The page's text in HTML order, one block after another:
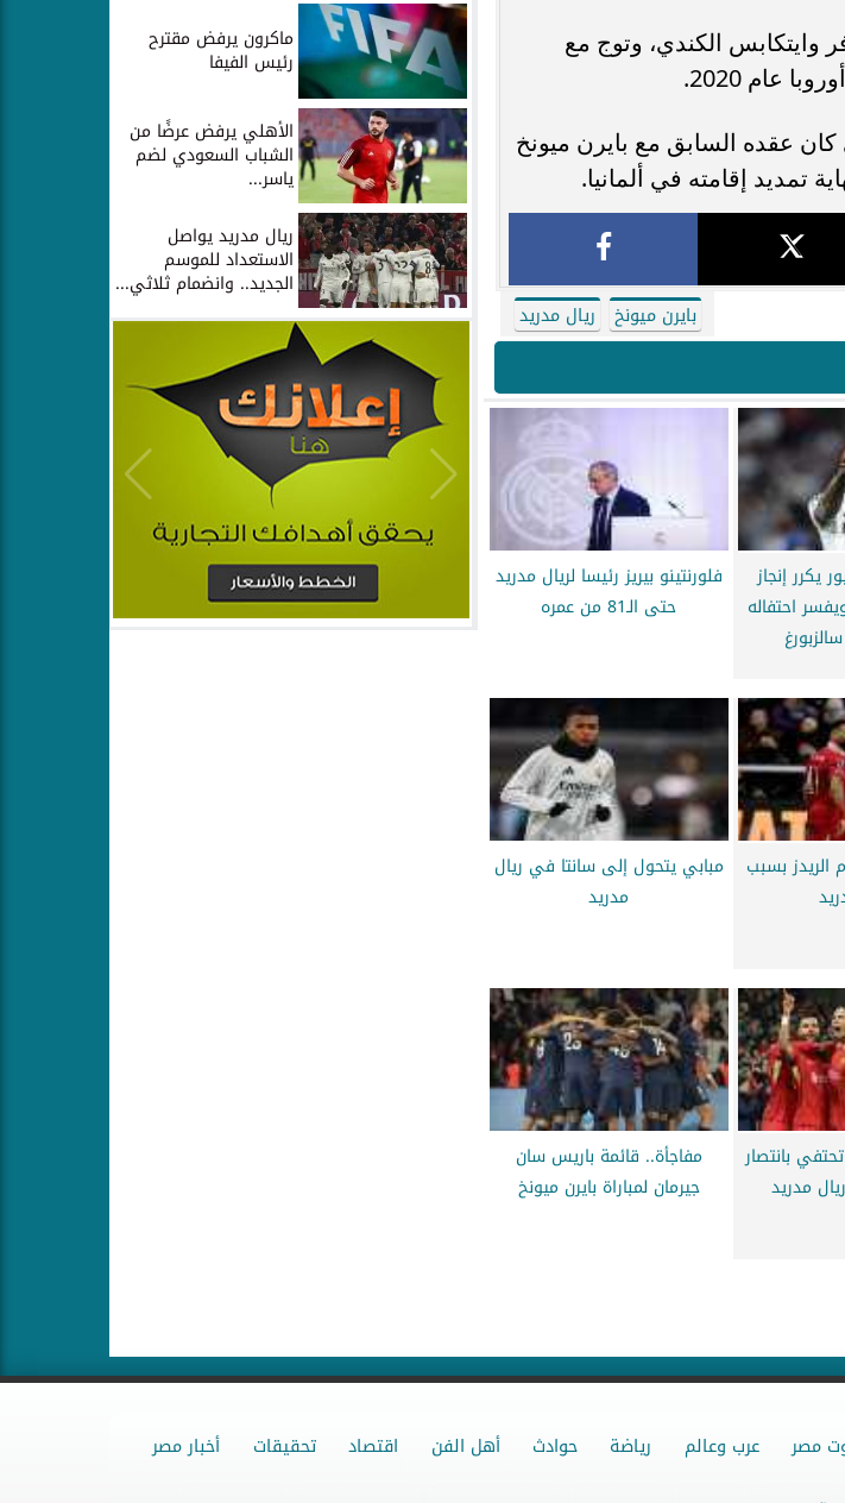
يناير 2019 قادما من فانكوفر وايتكابس الكندي، وتوج مع
عام 2020.
عقده السابق مع بايرن ميونخ
تمديد إقامته في ألمانيا.
بايرن ميونخ ريال مدريد
يكرر إنجاز
احتفاله
فلورنتينو بيريز رئيسا لريال مدريد
حتى الـ81 من عمره
الريدز بسبب
مبابي يتحول إلى سانتا في ريال
مدريد
بانتصار
مدريد
مفاجأة.. قائمة باريس سان
جيرمان لمباراة بايرن ميونخ
ماكرون يرفض مقترح
رئيس الفيفا
الأهلي يرفض عرضًا من
الشباب السعودي لضم
ياسر...
ريال مدريد يواصل
الاستعداد للموسم
الجديد.. وانضمام ثلاثي...
مصر عرب وعالم رياضة حوادث أهل الفن اقتصاد تحقيقات أخبار مصر